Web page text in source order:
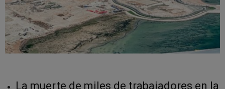
La muerte de miles de trabajadores en la